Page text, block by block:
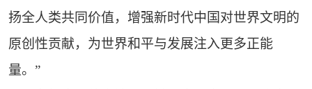
扬全人类共同价值，增强新时代中国对世界文明的
原创性贡献，为世界和平与发展注入更多正能
量。”